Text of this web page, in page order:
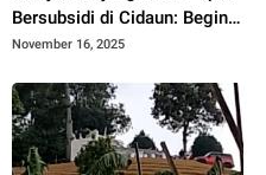
Bersubsidi di Cidaun: Begini
Kata Ketua Pemuda Tani
November 16, 2025